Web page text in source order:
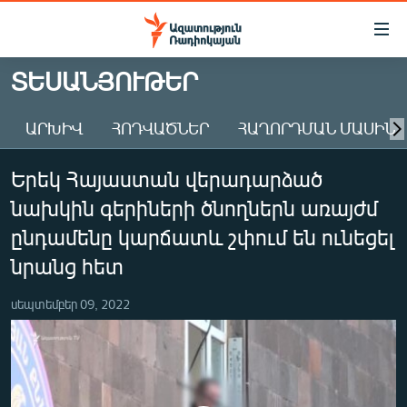
Մատչելիության
Անցնել
հիմնական
Անցնել
հիմնական
մենյուին
Որոնում
ԱԶԱՏՈՒԹՅՈՒՆ TV
ՀԱՅԱՍՏԱՆ
ԸՆՏՐՈՒԹՅՈՒՆՆԵՐ 2026
ԻՐԱՎՈՒՆՔ
ՀԱՍԱՐԱԿՈՒԹՅՈՒՆ
ՂԱՐԱԲԱՂ
ՊԱՏԵՐԱԶՄԻ 6 ՇԱԲԱԹՆԵՐԸ
ՏԱՐԱԾԱՇՐՋԱՆ
ՏԵՍԱՆՅՈՒԹԵՐ
ԱՐԽԻՎ ՀՈԴՎԱԾՆԵՐ ՀԱՂՈՐԴՄԱՆ ՄԱՍԻՆ
Երեկ Հայաստան վերադարձած
նախկին գերիների ծնողներն առայժմ
ընդամենը կարճատև շփում են ունեցել
նրանց հետ
սեպտեմբեր 09, 2022